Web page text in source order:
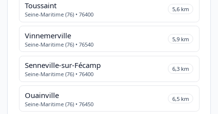
Toussaint
Seine-Maritime (76) • 76400
5,6 km
Vinnemerville
Seine-Maritime (76) • 76540
5,9 km
Senneville-sur-Fécamp
Seine-Maritime (76) • 76400
6,3 km
Ouainville
Seine-Maritime (76) • 76450
6,5 km